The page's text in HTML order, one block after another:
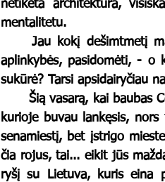
netikėta architektūra,
mentalitetu.
aplinkybės, pasidomėti, - o
sukūrė? Tarsi apsidairyčiau
	Šią vasarą, kai baubas Covid‘as kiek atitraukė nagus, pavyko ištrūkti savaitei į Rodo salą,
kurioje buvau lankęsis,
senamiestį, bet įstrigo
čia rojus, tai... eikit jūs
ryšį su Lietuva, kuris eina